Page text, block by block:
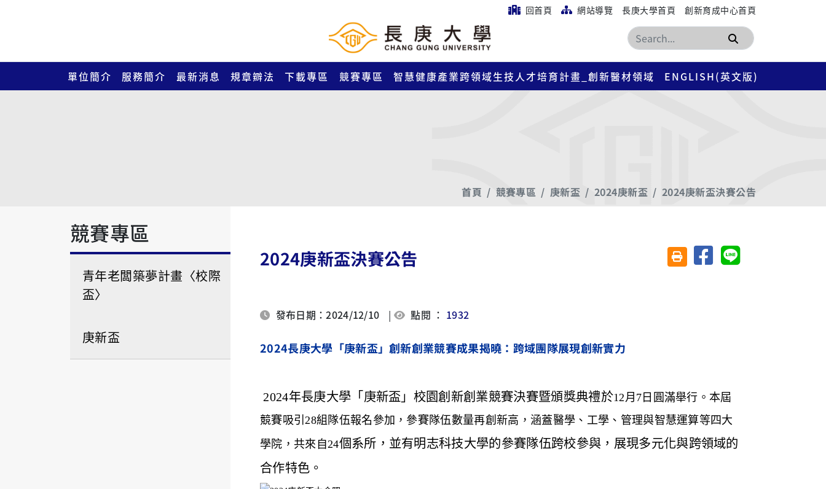
回首頁 網站導覽 長庚大學首頁 創新育成中心首頁
搜尋
單位簡介 服務簡介 最新消息 規章辧法 下載專區 競賽專區 智慧健康產業跨領域生技人才培育計畫_創新醫材領域 ENGLISH(英文版)
首頁 競賽專區 庚新盃 2024庚新盃 2024庚新盃決賽公告
競賽專區
青年老闆築夢計畫〈校際
盃〉
庚新盃
2024庚新盃決賽公告 友善列印(另開視窗)
分享至臉書分享至 Line
發布日期：2024/12/10 | 點閱 ： 1932
2024長庚大學「庚新盃」創新創業競賽成果揭曉：跨域團隊展現創新實力
2024年長庚大學「庚新盃」校園創新創業競賽決賽暨頒獎典禮於12月 7 日圓滿舉行。本屆
競賽吸引28組隊伍報名參加，參賽隊伍數量再創新高，涵蓋醫學、工學、管理與智慧運算等四大
學院，共來自 24個系所，並有明志科技大學的參賽隊伍跨校參與，展現多元化與跨領域的
合作特色。